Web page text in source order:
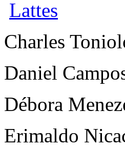
Lattes
Charles
Daniel
Débora
Erimaldo